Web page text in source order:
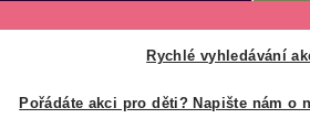
Rychlé vyhledávání
Pořádáte akci pro děti? Napište nám o